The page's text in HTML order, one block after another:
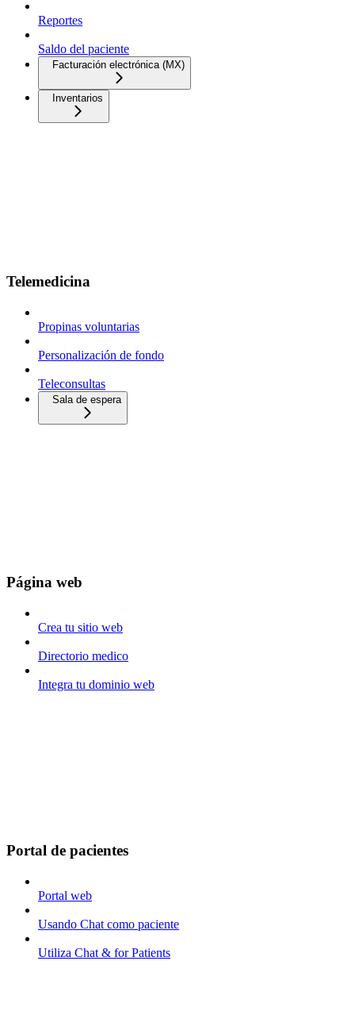
Reportes
Saldo del paciente
Facturación electrónica (MX)
Inventarios
Telemedicina
Propinas voluntarias
Personalización de fondo
Teleconsultas
Sala de espera
Página web
Crea tu sitio web
Directorio medico
Integra tu dominio web
Portal de pacientes
Portal web
Usando Chat como paciente
Utiliza Chat & for Patients